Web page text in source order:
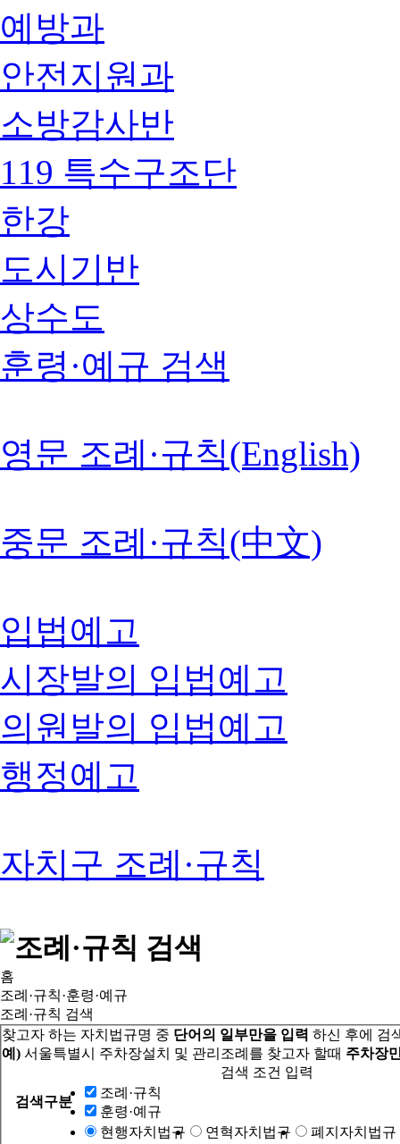
예방과
안전지원과
소방감사반
119 특수구조단
한강
도시기반
상수도
훈령·예규 검색
영문 조례·규칙(English)
중문 조례·규칙(中文)
입법예고
시장발의 입법예고
의원발의 입법예고
행정예고
자치구 조례·규칙
홈
조례·규칙·훈령·예규
조례·규칙 검색
찾고자 하는 자치법규명 중 단어의 일부만을 입력 하신 후에 검
예) 서울특별시 주차장설치 및 관리조례를 찾고자 할때 주차장
검색 조건 입력
검색구분
조례·규칙
훈령·예규
현행자치법규 연혁자치법규
폐지자치법규